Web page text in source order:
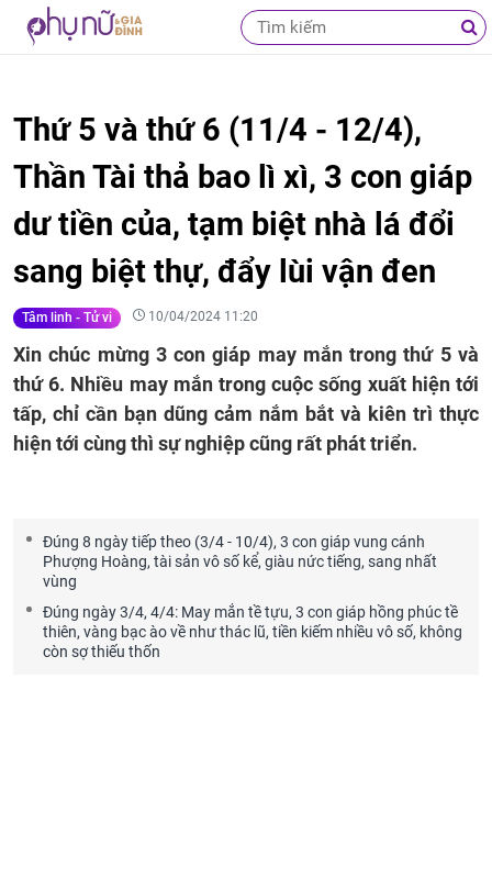
Thứ 5 và thứ 6 (11/4 - 12/4),
Thần Tài thả bao lì xì, 3 con giáp
dư tiền của, tạm biệt nhà lá đổi
sang biệt thự, đẩy lùi vận đen
Tâm linh - Tử vi 10/04/2024 11:20
Xin chúc mừng 3 con giáp may mắn trong thứ 5 và
thứ 6. Nhiều may mắn trong cuộc sống xuất hiện tới
tấp, chỉ cần bạn dũng cảm nắm bắt và kiên trì thực
hiện tới cùng thì sự nghiệp cũng rất phát triển.
Đúng 8 ngày tiếp theo (3/4 - 10/4), 3 con giáp vung cánh
Phượng Hoàng, tài sản vô số kể, giàu nức tiếng, sang nhất
vùng
Đúng ngày 3/4, 4/4: May mắn tề tựu, 3 con giáp hồng phúc tề
thiên, vàng bạc ào về như thác lũ, tiền kiếm nhiều vô số, không
còn sợ thiếu thốn